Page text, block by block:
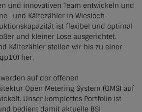
und innovativen Team entwickeln und
und Kältezähler in Wiesloch-
ist flexibel und optimal
und kleiner Lose ausgerichtet.
Kältezähler stellen wir bis zu einer
her.
auf der offenen
Open Metering System (OMS) auf
Unser komplettes Portfolio ist
bedient damit aktuelle BSI